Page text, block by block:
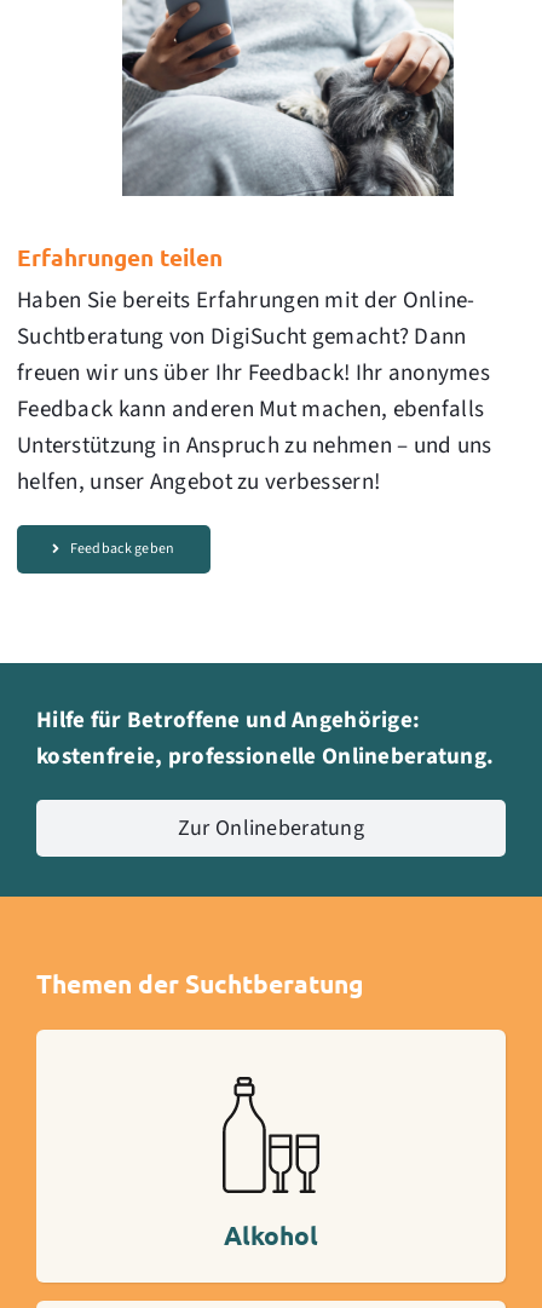
Erfahrungen teilen
Haben Sie bereits Erfahrungen mit der Online-
Suchtberatung von DigiSucht gemacht? Dann
freuen wir uns über Ihr Feedback! Ihr anonymes
Feedback kann anderen Mut machen, ebenfalls
Unterstützung in Anspruch zu nehmen – und uns
helfen, unser Angebot zu verbessern!
Feedback geben
Hilfe für Betroffene und Angehörige:
kostenfreie, professionelle Onlineberatung.
Zur Onlineberatung
Themen der Suchtberatung
Alkohol
Mehr Info